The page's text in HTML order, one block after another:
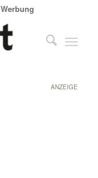
Werbung
ANZEIGE